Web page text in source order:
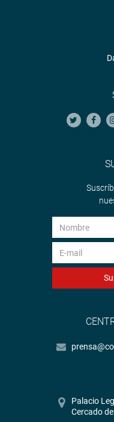
Palacio
Cercado